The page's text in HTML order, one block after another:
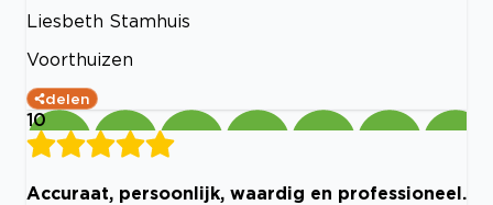
Liesbeth Stamhuis
Voorthuizen
delen
10
Accuraat, persoonlijk, waardig en professioneel.